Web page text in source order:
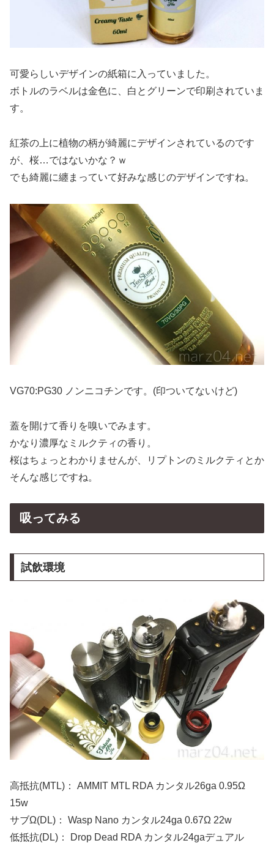
可愛らしいデザインの紙箱に入っていました。
ボトルのラベルは金色に、白とグリーンで印刷されていま
す。
紅茶の上に植物の柄が綺麗にデザインされているのです
が、桜…ではないかな？ｗ
でも綺麗に纏まっていて好みな感じのデザインですね。
VG70:PG30 ノンニコチンです。(印ついてないけど)
蓋を開けて香りを嗅いでみます。
かなり濃厚なミルクティの香り。
桜はちょっとわかりませんが、リプトンのミルクティとか
そんな感じですね。
吸ってみる
試飲環境
高抵抗(MTL)： AMMIT MTL RDA カンタル26ga 0.95Ω
15w
サブΩ(DL)： Wasp Nano カンタル24ga 0.67Ω 22w
低抵抗(DL)： Drop Dead RDA カンタル24gaデュアル